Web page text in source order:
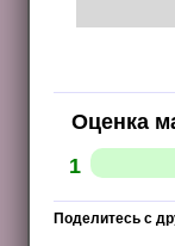
Оценка
1
Поделитесь с